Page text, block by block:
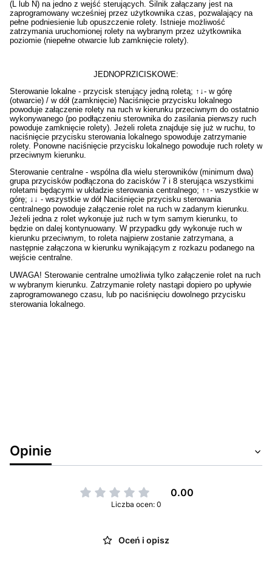
(L lub N) na jedno z wejść sterujących. Silnik załączany jest na
zaprogramowany wcześniej przez użytkownika czas, pozwalający na
pełne podniesienie lub opuszczenie rolety. Istnieje możliwość
zatrzymania uruchomionej rolety na wybranym przez użytkownika
poziomie (niepełne otwarcie lub zamknięcie rolety).
JEDNOPRZICISKOWE:
Sterowanie lokalne - przycisk sterujący jedną roletą; ↑↓- w górę
(otwarcie) / w dół (zamknięcie) Naciśnięcie przycisku lokalnego
powoduje załączenie rolety na ruch w kierunku przeciwnym do ostatnio
wykonywanego (po podłączeniu sterownika do zasilania pierwszy ruch
powoduje zamknięcie rolety). Jeżeli roleta znajduje się już w ruchu, to
naciśnięcie przycisku sterowania lokalnego spowoduje zatrzymanie
rolety. Ponowne naciśnięcie przycisku lokalnego powoduje ruch rolety w
przeciwnym kierunku.
Sterowanie centralne - wspólna dla wielu sterowników (minimum dwa)
grupa przycisków podłączona do zacisków 7 i 8 sterująca wszystkimi
roletami będącymi w układzie sterowania centralnego; ↑↑- wszystkie w
górę; ↓↓ - wszystkie w dół Naciśnięcie przycisku sterowania
centralnego powoduje załączenie rolet na ruch w zadanym kierunku.
Jeżeli jedna z rolet wykonuje już ruch w tym samym kierunku, to
będzie on dalej kontynuowany. W przypadku gdy wykonuje ruch w
kierunku przeciwnym, to roleta najpierw zostanie zatrzymana, a
następnie załączona w kierunku wynikającym z rozkazu podanego na
wejście centralne.
UWAGA! Sterowanie centralne umożliwia tylko załączenie rolet na ruch
w wybranym kierunku. Zatrzymanie rolety nastąpi dopiero po upływie
zaprogramowanego czasu, lub po naciśnięciu dowolnego przycisku
sterowania lokalnego.
Opinie
0.00
Liczba ocen: 0
Oceń i opisz